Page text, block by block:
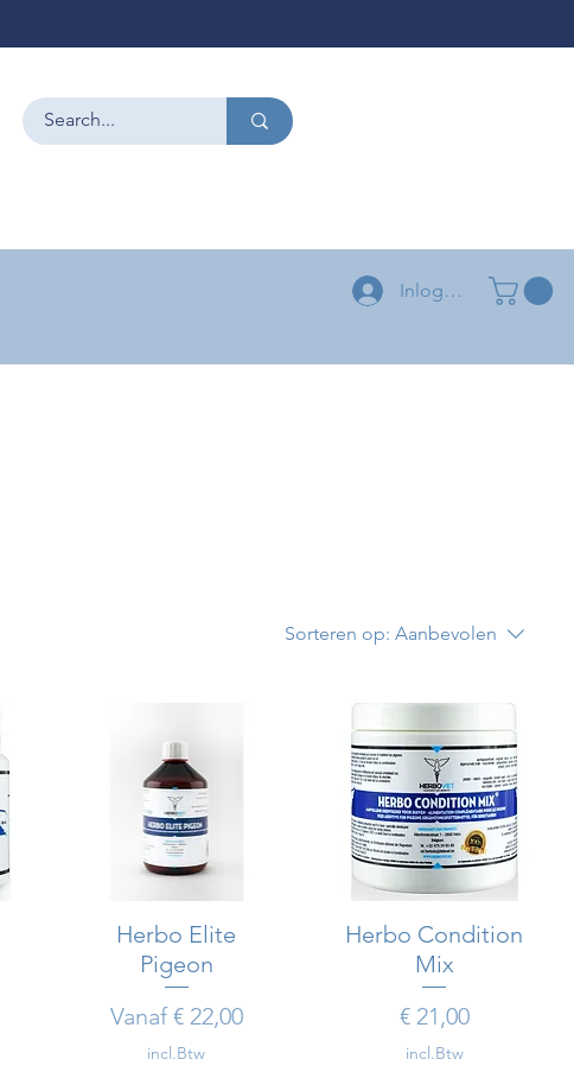
Inloggen
Sorteren op: Aanbevolen
Snel overzicht
Herbo Elite
Pigeon
Vanaf€ 22,00
Verkoopprijs
incl.Btw
Snel overzicht
Herbo Condition
Mix
Prijs
€ 21,00
incl.Btw